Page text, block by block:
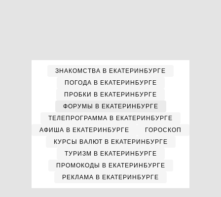
ЗНАКОМСТВА В ЕКАТЕРИНБУРГЕ
ПОГОДА В ЕКАТЕРИНБУРГЕ
ПРОБКИ В ЕКАТЕРИНБУРГЕ
ФОРУМЫ В ЕКАТЕРИНБУРГЕ
ТЕЛЕПРОГРАММА В ЕКАТЕРИНБУРГЕ
АФИША В ЕКАТЕРИНБУРГЕ
ГОРОСКОП
КУРСЫ ВАЛЮТ В ЕКАТЕРИНБУРГЕ
ТУРИЗМ В ЕКАТЕРИНБУРГЕ
ПРОМОКОДЫ В ЕКАТЕРИНБУРГЕ
РЕКЛАМА В ЕКАТЕРИНБУРГЕ